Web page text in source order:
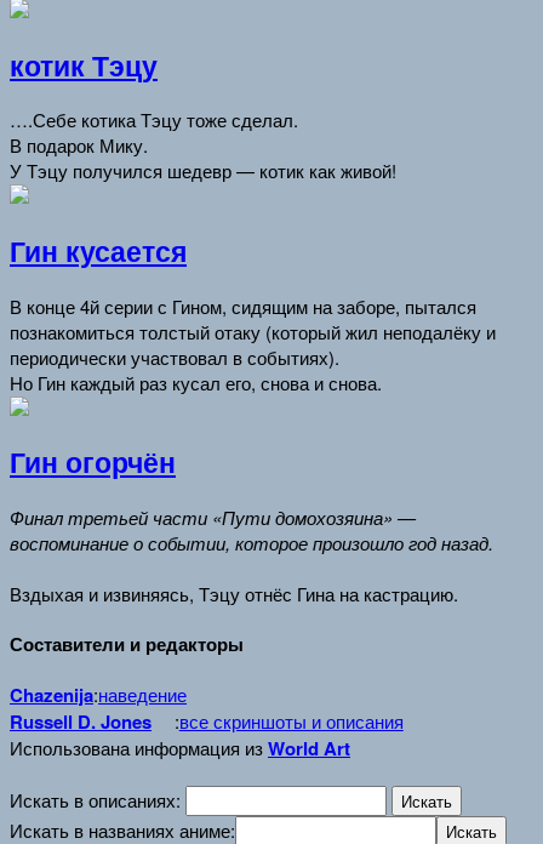
котик Тэцу
….Себе котика Тэцу тоже сделал.
В подарок Мику.
У Тэцу получился шедевр — котик как живой!
Гин кусается
В конце 4й серии с Гином, сидящим на заборе, пытался
познакомиться толстый отаку (который жил неподалёку и
периодически участвовал в событиях).
Но Гин каждый раз кусал его, снова и снова.
Гин огорчён
Финал третьей части «Пути домохозяина» —
воспоминание о событии, которое произошло год назад.
Вздыхая и извиняясь, Тэцу отнёс Гина на кастрацию.
Составители и редакторы
Chazenija:наведение
Russell D. Jones :все скриншоты и описания
Использована информация изWorld Art
Искать в описаниях:
Искать в названиях аниме: